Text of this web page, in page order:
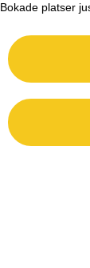
Bokade platser